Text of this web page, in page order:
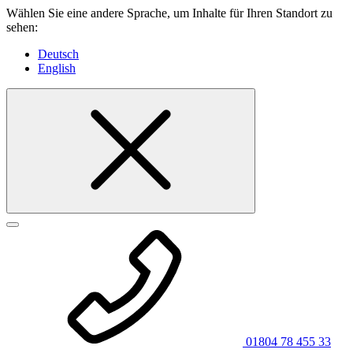
Wählen Sie eine andere Sprache, um Inhalte für Ihren Standort zu
sehen:
Deutsch
English
01804 78 455 33